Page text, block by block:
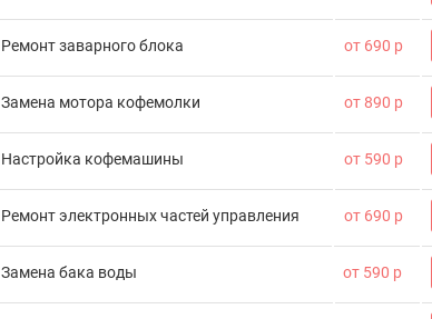
Ремонт заварного блока от 690 р
Замена мотора кофемолки от 890 р
Настройка кофемашины от 590 р
Ремонт электронных частей управления от 690 р
Замена бака воды от 590 р